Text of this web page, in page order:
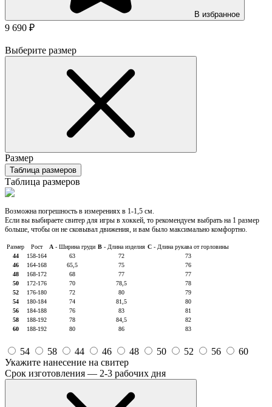
В избранное
9 690 ₽
Выберите размер
Размер
Таблица размеров
Таблица размеров
Возможна погрешность в измерениях в 1-1,5 см.
Если вы выбираете свитер для игры в хоккей, то рекомендуем выбрать на 1 размер
больше, чтобы он не сковывал движения, и вам было максимально комфортно.
Размер Рост A - Ширина груди B - Длина изделия C - Длина рукава от горловины
44
158-164 63 72
73
46
164-168 65,5 75
76
48
168-172 68 77
77
50
172-176 70 78,5
78
52
176-180 72 80
79
54
180-184 74 81,5
80
56
184-188 76 83
81
58
188-192 78 84,5
82
60
188-192 80 86 83
54 58 44 46 48 50 52 56
60
Укажите нанесение на свитер
Срок изготовления — 2-3 рабочих дня